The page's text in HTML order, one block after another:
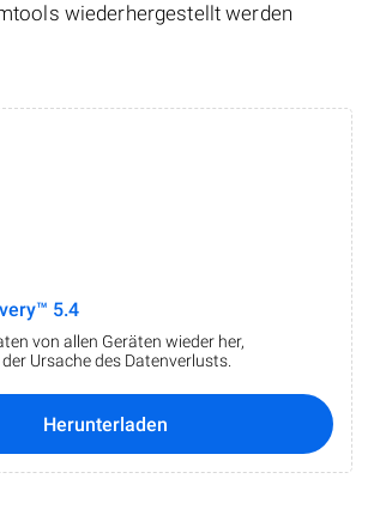
wiederhergestellt werden
5.4
von allen Geräten wieder her,
Ursache des Datenverlusts.
Herunterladen